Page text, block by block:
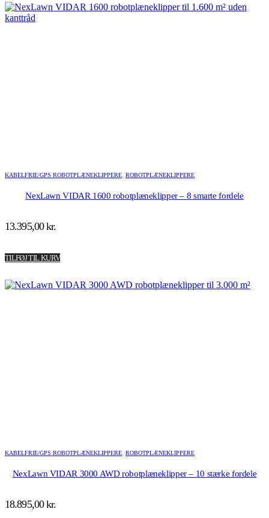
KABELFRIE/GPS ROBOTPLÆNEKLIPPERE ROBOTPLÆNEKLIPPERE
NexLawn VIDAR 1600 robotplæneklipper – 8 smarte fordele
13.395,00kr.
TILFØJ TIL KURV
KABELFRIE/GPS ROBOTPLÆNEKLIPPERE ROBOTPLÆNEKLIPPERE
NexLawn VIDAR 3000 AWD robotplæneklipper – 10 stærke fordele
18.895,00kr.